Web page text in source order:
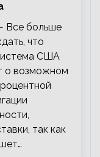
Все больше
что
США
о возможном
так как